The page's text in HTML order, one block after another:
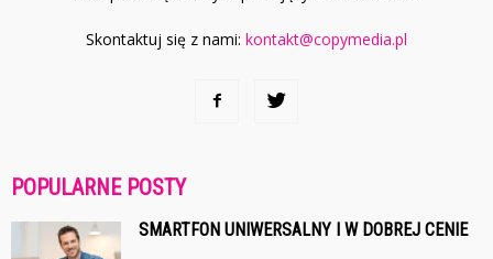
Skontaktuj się z nami: kontakt@copymedia.pl
POPULARNE POSTY
SMARTFON UNIWERSALNY I W DOBREJ CENIE